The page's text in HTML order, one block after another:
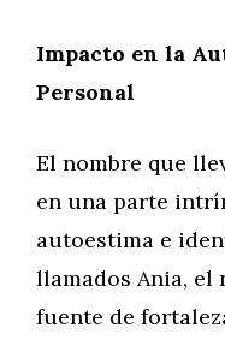
Impacto en la
Personal
El nombre que
en una parte
autoestima e
llamados Ania, el
fuente de